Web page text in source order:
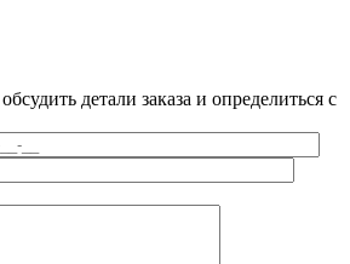
детали заказа и определиться с